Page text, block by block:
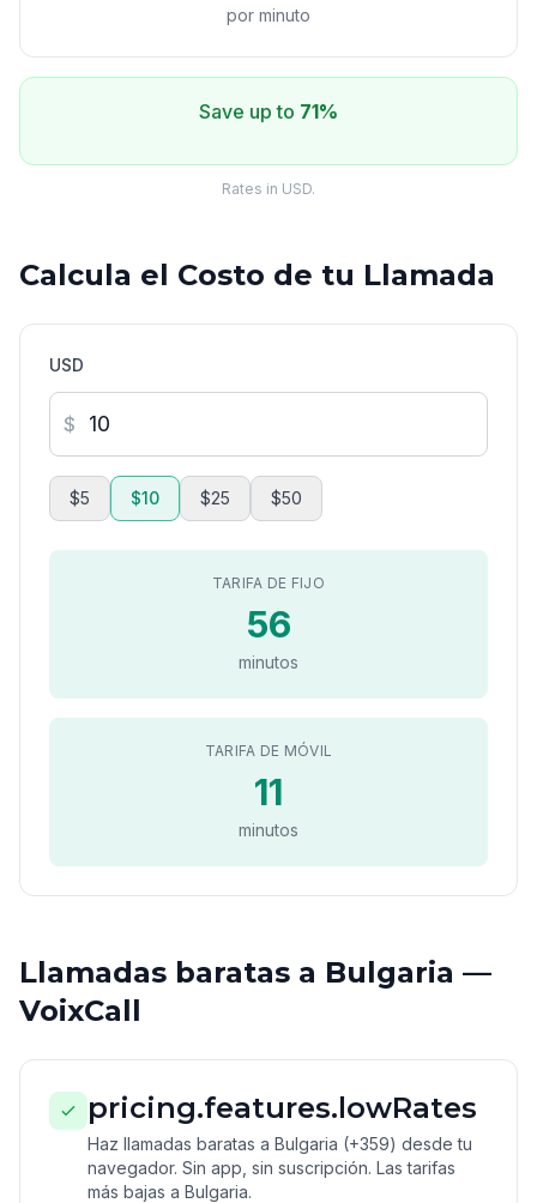
por minuto
Save up to 71%
Rates in USD.
Calcula el Costo de tu Llamada
USD
$
$5 $10 $25 $50
TARIFA DE FIJO
56
minutos
TARIFA DE MÓVIL
11
minutos
Llamadas baratas a Bulgaria —
VoixCall
pricing.features.lowRates
Haz llamadas baratas a Bulgaria (+359) desde tu
navegador. Sin app, sin suscripción. Las tarifas
más bajas a Bulgaria.